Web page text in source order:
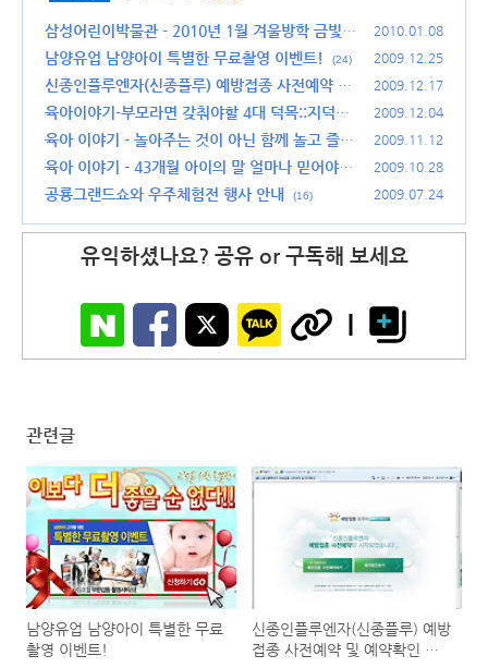
삼성어린이박물관 - 2010년 1월 겨울방학 금빛
체험프로그램
(8)
2010.01.08
남양유업 남양아이 특별한 무료촬영 이벤트! (24) 2009.12.25
신종인플루엔자(신종플루) 예방접종 사전예약 및
예약확인 방법
(30)
2009.12.17
육아이야기-부모라면 갖춰야할 4대 덕목::지덕체
(智德體)+유치함
(22)
2009.12.04
육아 이야기 - 놀아주는 것이 아닌 함께 놀고 즐기
는 것.
(28)
2009.11.12
육아 이야기 - 43개월 아이의 말 얼마나 믿어야
할까?
(27)
2009.10.28
공룡그랜드쇼와 우주체험전 행사 안내 (16) 2009.07.24
유익하셨나요? 공유 or 구독해 보세요
관련글
남양유업 남양아이 특별한 무료
촬영 이벤트!
신종인플루엔자(신종플루) 예방
접종 사전예약 및 예약확인 방